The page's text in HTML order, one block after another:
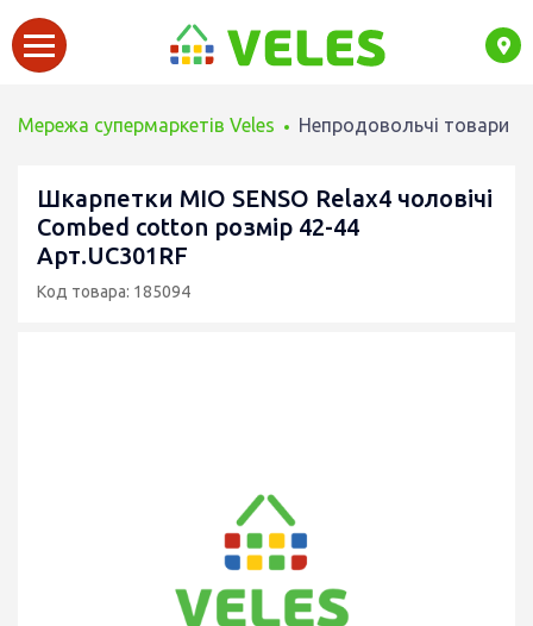
Мережа супермаркетів Veles Непродовольчі товари
Шкарпетки MIO SENSO Relax4 чоловічі
Combed cotton розмір 42-44
Арт.UC301RF
Код товара: 185094